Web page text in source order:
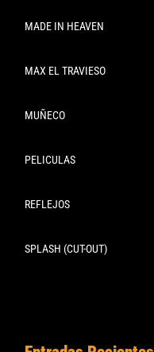
MADE IN HEAVEN
MAX EL TRAVIESO
MUÑECO
PELICULAS
REFLEJOS
SPLASH (CUT-OUT)